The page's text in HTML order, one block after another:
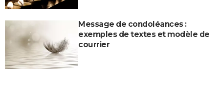
Message de condoléances :
exemples de textes et modèle de
courrier